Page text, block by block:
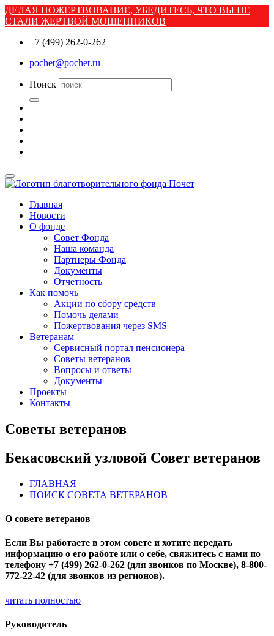
ДЕЛАЯ ПОЖЕРТВОВАНИЕ, УБЕДИТЕСЬ, ЧТО ВЫ НЕ
СТАЛИ ЖЕРТВОЙ МОШЕННИКОВ
+7 (499) 262-0-262
pochet@pochet.ru
Поиск
Главная
Новости
О фонде
Совет Фонда
Наша команда
Партнеры Фонда
Документы
Отчетность
Как помочь
Акции по сбору средств
Помочь делами
Пожертвования через SMS
Ветеранам
Сервисный портал пенсионера
Советы ветеранов
Вопросы и ответы
Документы
Проекты
Контакты
Советы ветеранов
Бекасовский узловой Совет ветеранов
ГЛАВНАЯ
ПОИСК СОВЕТА ВЕТЕРАНОВ
О совете ветеранов
Если Вы работаете в этом совете и хотите передать
информацию о его работе или о себе, свяжитесь с нами по
телефону +7 (499) 262-0-262 (для звонков по Москве), 8-800-
772-22-42 (для звонков из регионов).
читать полностью
Руководитель